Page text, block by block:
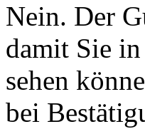
Nein. Der
damit Sie
sehen
bei